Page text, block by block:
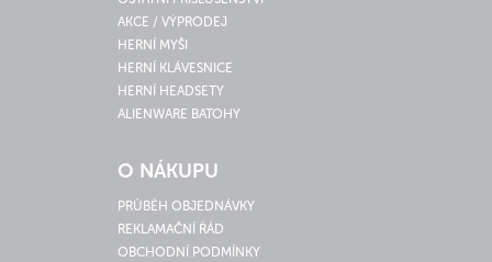
AKCE / VÝPRODEJ
HERNÍ MYŠI
HERNÍ KLÁVESNICE
HERNÍ HEADSETY
ALIENWARE BATOHY
O NÁKUPU
PRŮBĚH OBJEDNÁVKY
REKLAMAČNÍ ŘÁD
OBCHODNÍ PODMÍNKY